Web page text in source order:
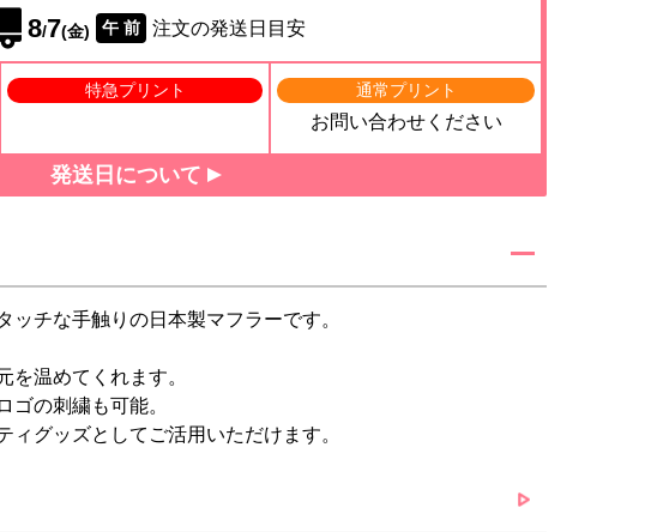
8/7(金) 午 前 注文の発送日目安
特急プリント 通常プリント
お問い合わせください
発送日について
チな手触りの日本製マフラーです。
を温めてくれます。
ゴの刺繍も可能。
グッズとしてご活用いただけます。